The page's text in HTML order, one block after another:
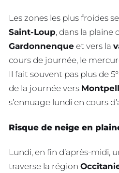
Les zones les plus froides
Saint-Loup, dans la plaine
Gardonnenque et vers la
cours de journée, le
Il fait souvent pas plus de
de la journée vers
s’ennuage lundi en cours
Risque de neige en
Lundi, en fin d’après-midi,
traverse la région